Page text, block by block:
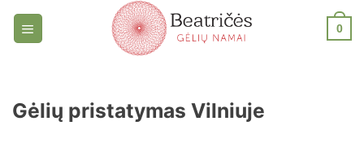
Skip
0
Gėlių pristatymas Vilniuje